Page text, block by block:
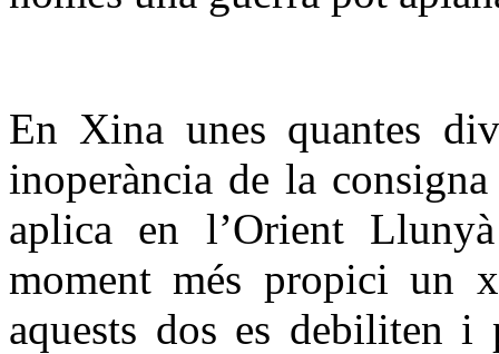
En Xina unes quantes
inoperància de la
aplica en l’Orient
moment més propici un
aquests dos es debiliten i